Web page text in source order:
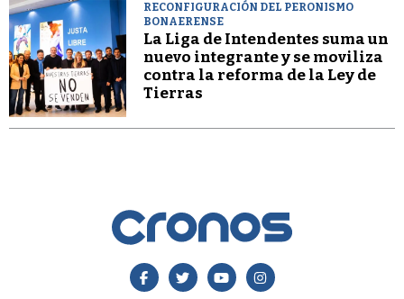
RECONFIGURACIÓN DEL PERONISMO
BONAERENSE
La Liga de Intendentes suma un
nuevo integrante y se moviliza
contra la reforma de la Ley de
Tierras